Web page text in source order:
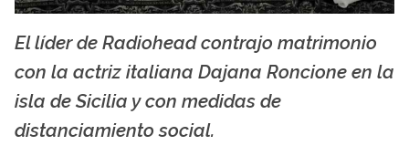
Thom Yorke y Dajana Roncione. Foto de Greg Williams, tomada de Instagram.
El líder de Radiohead contrajo matrimonio
con la actriz italiana Dajana Roncione en la
isla de Sicilia y con medidas de
distanciamiento social.